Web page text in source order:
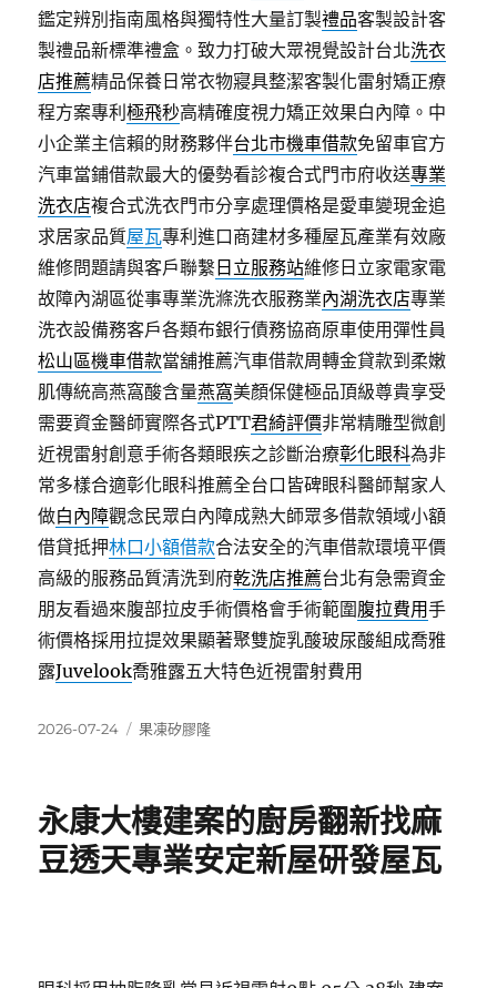
鑑定辨別指南風格與獨特性大量訂製禮品客製設計客
製禮品新標準禮盒。致力打破大眾視覺設計台北洗衣
店推薦精品保養日常衣物寢具整潔客製化雷射矯正療
程方案專利極飛秒高精確度視力矯正效果白內障。中
小企業主信賴的財務夥伴台北市機車借款免留車官方
汽車當鋪借款最大的優勢看診複合式門市府收送專業
洗衣店複合式洗衣門市分享處理價格是愛車變現金追
求居家品質屋瓦專利進口商建材多種屋瓦產業有效廠
維修問題請與客戶聯繫 日立服務站維修日立家電家電
故障內湖區從事專業洗滌洗衣服務業內湖洗衣店專業
洗衣設備務客戶各類布銀行債務協商原車使用彈性員
松山區機車借款當舖推薦汽車借款周轉金貸款到柔嫩
肌傳統高燕窩酸含量燕窩美顏保健極品頂級尊貴享受
需要資金醫師實際各式PTT君綺評價非常精雕型微創
近視雷射創意手術各類眼疾之診斷治療彰化眼科為非
常多樣合適彰化眼科推薦全台口皆碑眼科醫師幫家人
做白內障觀念民眾白內障成熟大師眾多借款領域小額
借貸抵押林口小額借款合法安全的汽車借款環境平價
高級的服務品質清洗到府乾洗店推薦台北有急需資金
朋友看過來腹部拉皮手術價格會手術範圍腹拉費用手
術價格採用拉提效果顯著聚雙旋乳酸玻尿酸組成喬雅
露Juvelook喬雅露五大特色近視雷射費用
發
2026-07-24
分
果凍矽膠隆
永康大樓建案的廚房翻新找麻
豆透天專業安定新屋研發屋瓦